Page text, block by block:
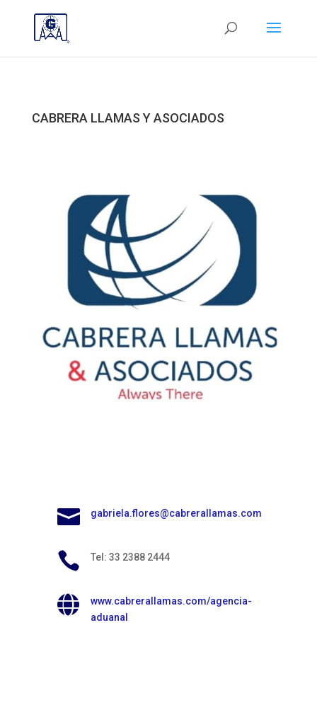
CABRERA LLAMAS Y ASOCIADOS
 gabriela.flores@cabrerallamas.com
 Tel: 33 2388 2444

www.cabrerallamas.com/agencia-
aduanal